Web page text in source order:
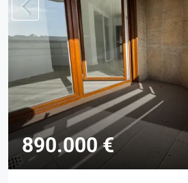
890.000 €